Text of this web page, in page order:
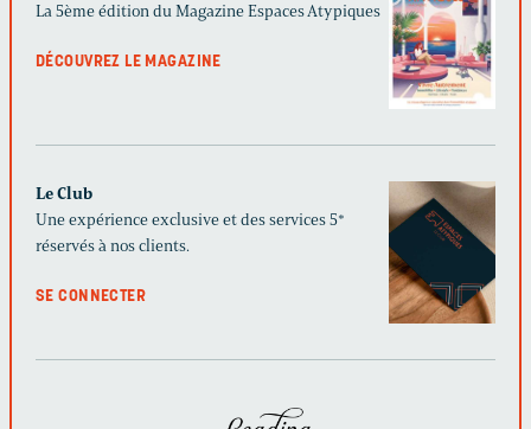
La 5ème édition du Magazine Espaces Atypiques
DÉCOUVREZ LE MAGAZINE
Le Club
Une expérience exclusive et des services 5*
réservés à nos clients.
SE CONNECTER